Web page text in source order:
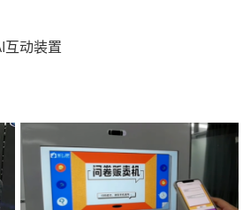
互动装置